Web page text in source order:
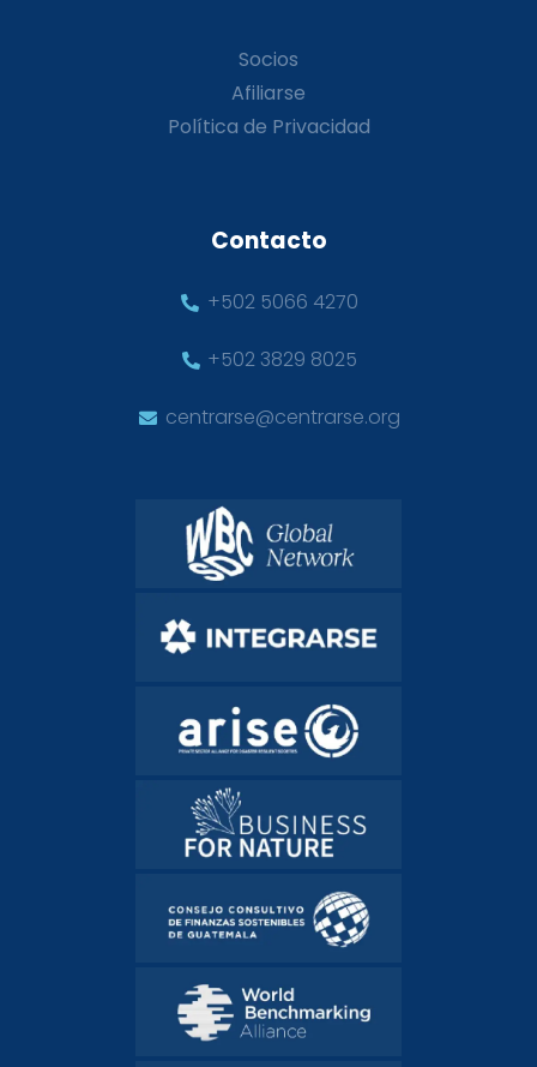
Socios
Afiliarse
Política de Privacidad
Contacto
+502 5066 4270
+502 3829 8025
centrarse@centrarse.org